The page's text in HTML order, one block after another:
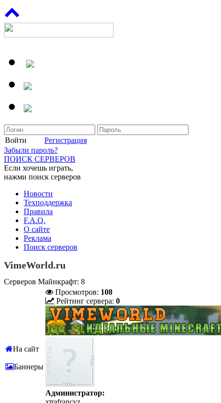
Войти
Регистрация
Забыли пароль?
ПОИСК СЕРВЕРОВ
Если хочешь играть,
нажми поиск серверов
Новости
Техподдержка
Правила
F.A.Q.
О сайте
Реклама
Поиск серверов
VimeWorld.ru
Серверов Майнкрафт: 8
На сайт
Баннеры
Просмотров: 108
Рейтинг сервера: 0
Администратор: